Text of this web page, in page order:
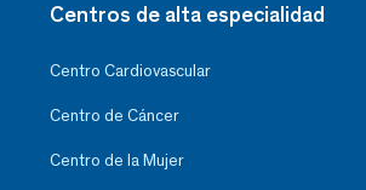
Centros de alta especialidad
Centro Cardiovascular
Centro de Cáncer
Centro de la Mujer